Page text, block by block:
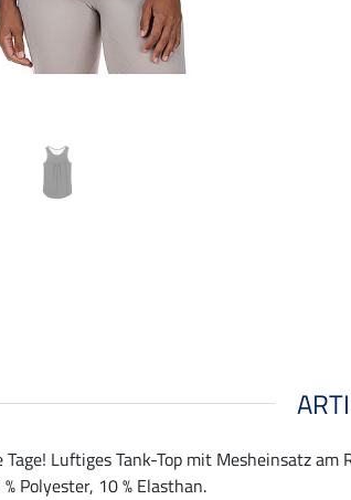
Luftiges Tank-Top mit Mesheinsatz
Polyester, 10 % Elasthan.